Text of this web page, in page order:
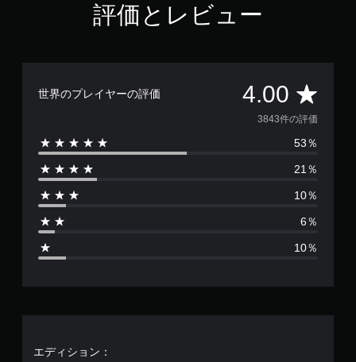
評価とレビュー
世界のプレイヤーの評価 4.00 評
価
数
は
8
3843件の評価
53％
21％
10％
6％
10％
エディション：